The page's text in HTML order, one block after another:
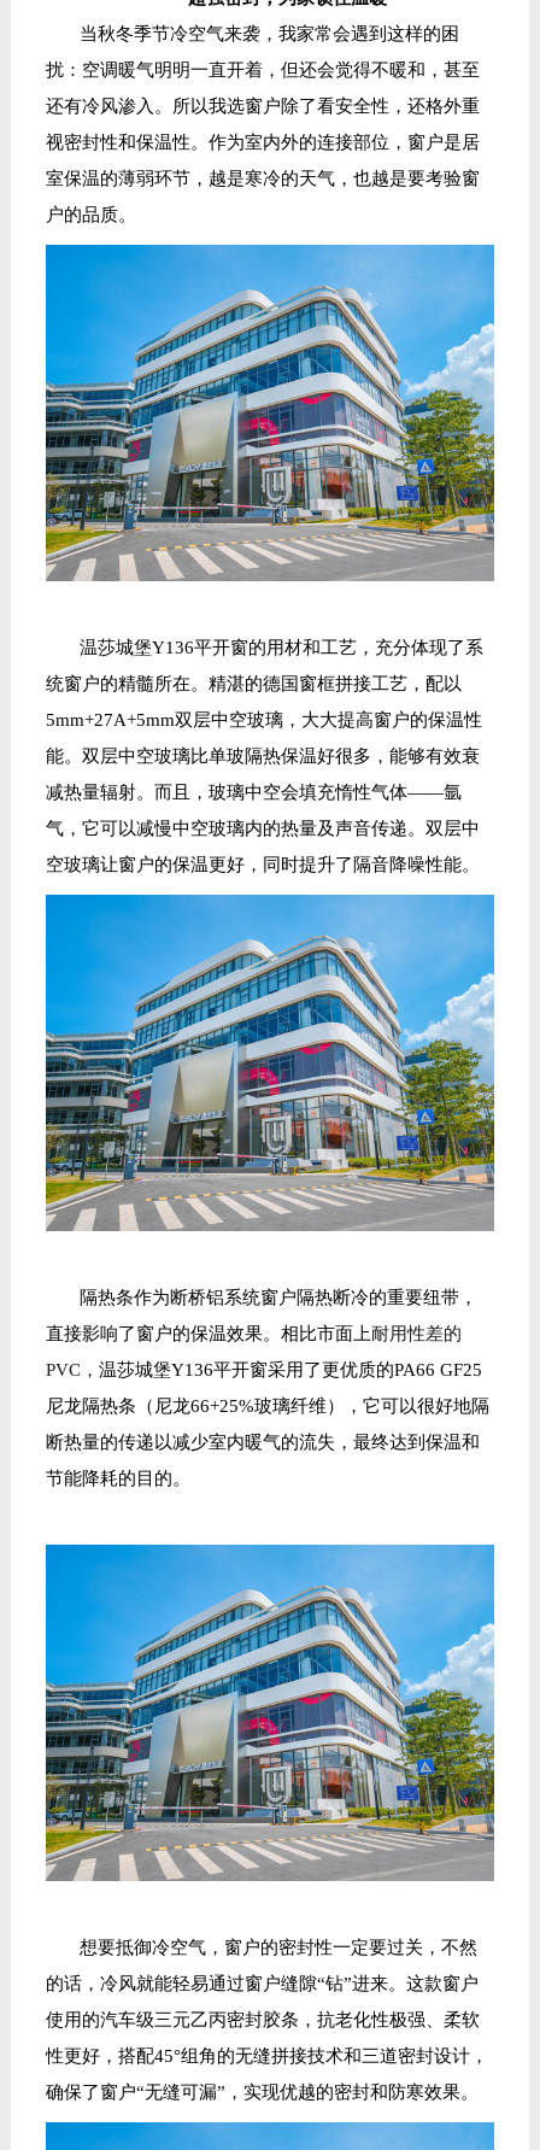
当秋冬季节冷空气来袭，我家常会遇到这样的困
扰：空调暖气明明一直开着，但还会觉得不暖和，甚至
还有冷风渗入。所以我选窗户除了看安全性，还格外重
视密封性和保温性。 作为室内外的连接部位， 窗户是居
室保温的薄弱环节，越是寒冷的天气， 也越是要考验窗
户的品质。
温莎城堡Y136平开窗的用材和工艺， 充分体现了系
统窗户的精髓所在。 精湛的德国窗框拼接工艺，配以
5mm+27A+5mm双层中空玻璃， 大大提高窗户的保温性
能。 双层中空玻璃比单玻隔热保温好很多，能够有效衰
减热量辐射。而且，玻璃中空会填充惰性气体——氩
气，它可以减慢中空玻璃内的热量及声音传递。 双层中
空玻璃让窗户的保温更好，同时提升了隔音降噪性能。
隔热条作为断桥铝系统窗户隔热断冷的重要纽带，
直接影响了窗户的保温效果。 相比市面上耐用性差的
PVC， 温莎城堡Y136平开窗采用了更优质的PA66 GF25
尼龙隔热条 （尼龙66+25%玻璃纤维） ，它可以很好地隔
断热量的传递以减少室内暖气的流失 ， 最终达到保温和
节能降耗的目的。
想要抵御冷空气，窗户的密封性一定要过关，不然
的话，冷风就能轻易通过窗户缝隙“钻”进来。这款窗户
使用的汽车级三元乙丙密封胶条，抗老化性极强、柔软
性更好，搭配45°组角的无缝拼接技术和三道密封设计，
确保了窗户“无缝可漏”，实现优越的密封和防寒效果。